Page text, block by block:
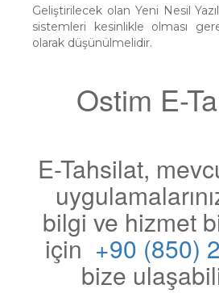
Geliştirilecek olan Yeni Nesil
sistemleri kesinlikle olması
olarak düşünülmelidir.
Ostim E-
E-Tahsilat,
bilgi ve hizmet
için +90 (850)
bize